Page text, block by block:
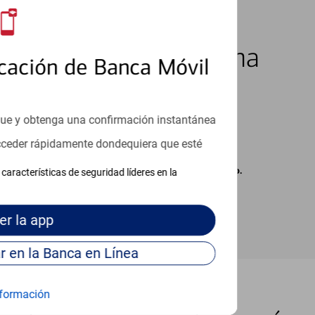
de Banca Móvil
y obtenga una confirmación instantánea
rápidamente dondequiera que esté
de seguridad líderes en la
la app
Continúe para entrar en la Banca en Línea
7 días de la semana
cargos de su proveedor por mensajes de texto.